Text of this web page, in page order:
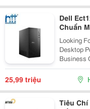
Dell
Chuẩn
Looking
Desktop
Business
An
25,99 triệu
Tiêu Chí